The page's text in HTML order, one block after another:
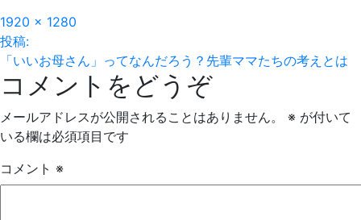
フ
ル
サ
イ
ズ
1920 × 1280
投
稿
ナ
ビ
ゲ
投稿:
「いいお母さん」ってなんだろう？先輩ママたちの考えとは
コメントをどうぞ
メールアドレスが公開されることはありません。 ※ が付いて
いる欄は必須項目です
コメント ※